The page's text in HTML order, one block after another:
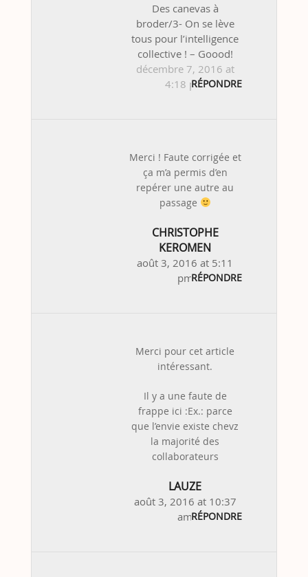
Des canevas à
broder/3- On se lève
tous pour l’intelligence
collective ! – Goood!
décembre 7, 2016 at
4:18 pmRÉPONDRE
Merci ! Faute corrigée et
ça m’a permis d’en
repérer une autre au
passage
CHRISTOPHE
KEROMEN
août 3, 2016 at 5:11
pmRÉPONDRE
Merci pour cet article
intéressant.
Il y a une faute de
frappe ici :Ex.: parce
que l’envie existe chevz
la majorité des
collaborateurs
LAUZE
août 3, 2016 at 10:37
amRÉPONDRE